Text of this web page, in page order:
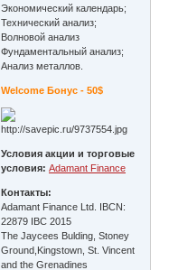
Экономический календарь;
Технический анализ;
Волновой анализ
Фундаментальный анализ;
Анализ металлов.
Welcome Бонус - 50$
Условия акции и торговые
условия: Adamant Finance
Контакты:
Adamant Finance Ltd. IBCN:
22879 IBC 2015
The Jaycees Bulding, Stoney
Ground,Kingstown, St. Vincent
and the Grenadines